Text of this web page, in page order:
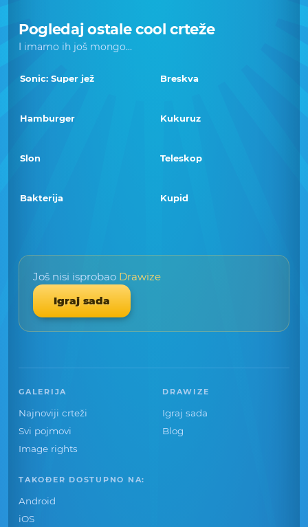
Pogledaj ostale cool crteže
I imamo ih još mongo...
Sonic: Super jež Breskva
Hamburger Kukuruz
Slon Teleskop
Bakterija Kupid
Još nisi isprobao Drawize
Igraj sada
GALERIJA
Najnoviji crteži
Svi pojmovi
Image rights
DRAWIZE
Igraj sada
Blog
TAKOĐER DOSTUPNO NA:
Android
iOS